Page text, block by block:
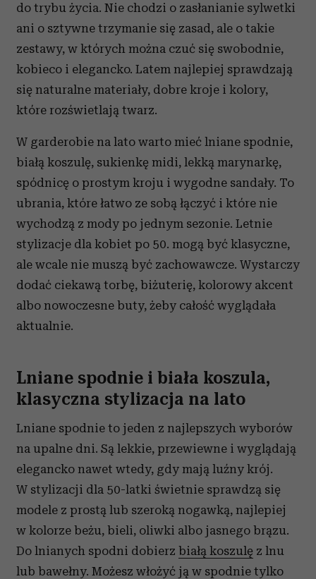
do trybu życia. Nie chodzi o zasłanianie sylwetki
ani o sztywne trzymanie się zasad, ale o takie
zestawy, w których można czuć się swobodnie,
kobieco i elegancko. Latem najlepiej sprawdzają
się naturalne materiały, dobre kroje i kolory,
które rozświetlają twarz.
W garderobie na lato warto mieć lniane spodnie,
białą koszulę, sukienkę midi, lekką marynarkę,
spódnicę o prostym kroju i wygodne sandały. To
ubrania, które łatwo ze sobą łączyć i które nie
wychodzą z mody po jednym sezonie. Letnie
stylizacje dla kobiet po 50. mogą być klasyczne,
ale wcale nie muszą być zachowawcze. Wystarczy
dodać ciekawą torbę, biżuterię, kolorowy akcent
albo nowoczesne buty, żeby całość wyglądała
aktualnie.
Lniane spodnie i biała koszula,
klasyczna stylizacja na lato
Lniane spodnie to jeden z najlepszych wyborów
na upalne dni. Są lekkie, przewiewne i wyglądają
elegancko nawet wtedy, gdy mają luźny krój.
W stylizacji dla 50-latki świetnie sprawdzą się
modele z prostą lub szeroką nogawką, najlepiej
w kolorze beżu, bieli, oliwki albo jasnego brązu.
Do lnianych spodni dobierz białą koszulę z lnu
lub bawełny. Możesz włożyć ją w spodnie tylko